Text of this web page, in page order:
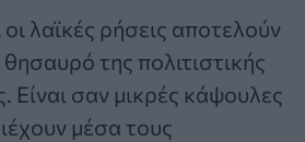
λαϊκές ρήσεις αποτελούν
της πολιτιστικής
Είναι σαν μικρές κάψουλες
μέσα τους